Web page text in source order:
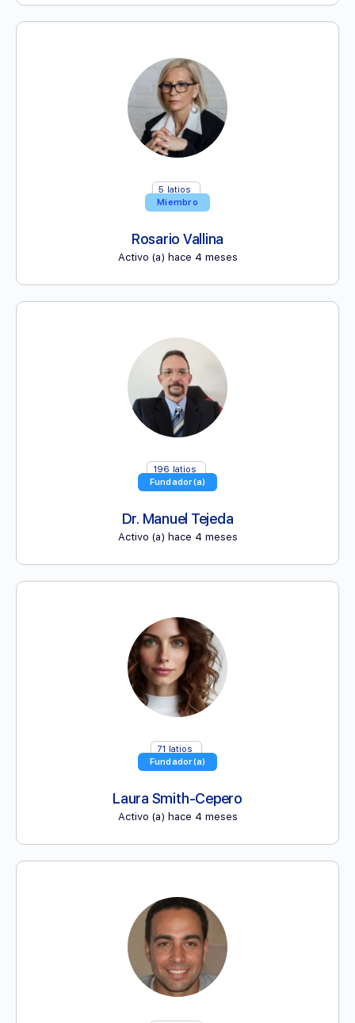
5 latios
Miembro
Rosario Vallina
Activo (a) hace 4 meses
196 latios
Fundador(a)
Dr. Manuel Tejeda
Activo (a) hace 4 meses
71 latios
Fundador(a)
Laura Smith-Cepero
Activo (a) hace 4 meses